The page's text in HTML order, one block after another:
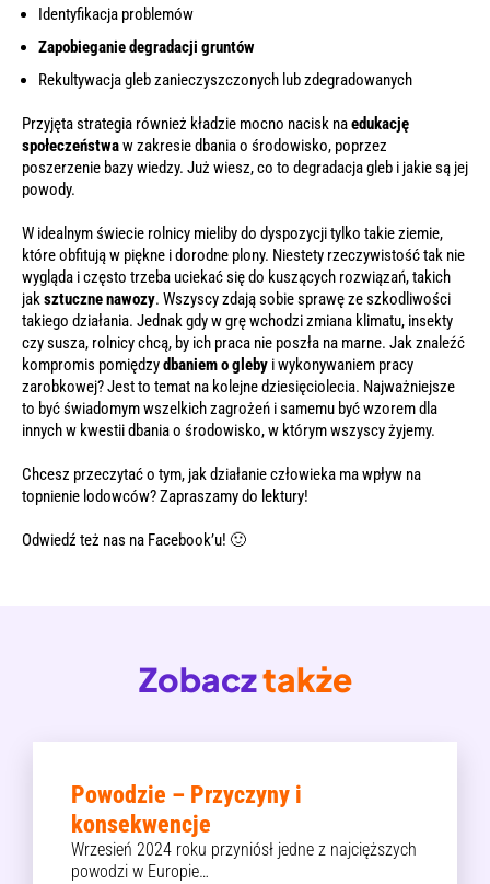
Identyfikacja problemów
Zapobieganie degradacji gruntów
Rekultywacja gleb zanieczyszczonych lub zdegradowanych
Przyjęta strategia również kładzie mocno nacisk naedukację
społeczeństwaw zakresie dbania o środowisko, poprzez
poszerzenie bazy wiedzy. Już wiesz, co to degradacja gleb i jakie są jej
powody.
W idealnym świecie rolnicy mieliby do dyspozycji tylko takie ziemie,
które obfitują w piękne i dorodne plony. Niestety rzeczywistość tak nie
wygląda i często trzeba uciekać się do kuszących rozwiązań, takich
jaksztuczne nawozy. Wszyscy zdają sobie sprawę ze szkodliwości
takiego działania. Jednak gdy w grę wchodzi zmiana klimatu, insekty
czy susza, rolnicy chcą, by ich praca nie poszła na marne. Jak znaleźć
kompromis pomiędzydbaniem o gleby i wykonywaniem pracy
zarobkowej? Jest to temat na kolejne dziesięciolecia. Najważniejsze
to być świadomym wszelkich zagrożeń i samemu być wzorem dla
innych w kwestii dbania o środowisko, w którym wszyscy żyjemy.
Chcesz przeczytać o tym, jak działanie człowieka ma wpływ na
topnienie lodowców?Zapraszamy do lektury!
Odwiedź też nas na Facebook’u! 🙂
Zobacztakże
Powodzie – Przyczyny i
konsekwencje
Wrzesień 2024 roku przyniósł jedne z najcięższych
powodzi w Europie…